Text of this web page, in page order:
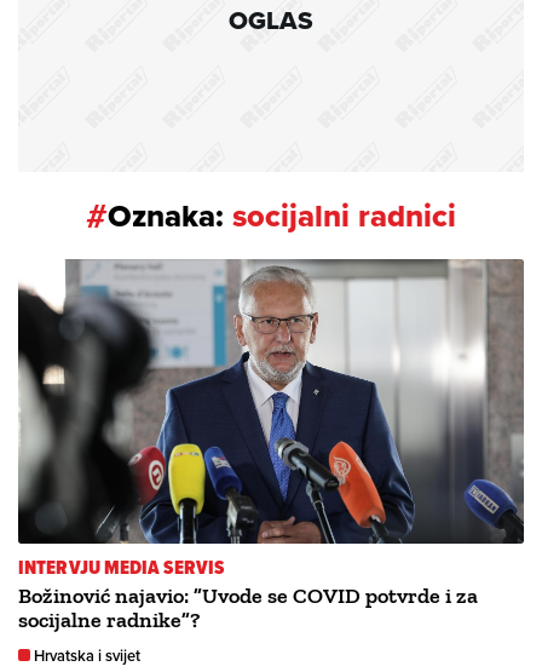
OGLAS
#Oznaka: socijalni radnici
INTERVJU MEDIA SERVIS
Božinović najavio: ”Uvode se COVID potvrde i za
socijalne radnike”?
Hrvatska i svijet